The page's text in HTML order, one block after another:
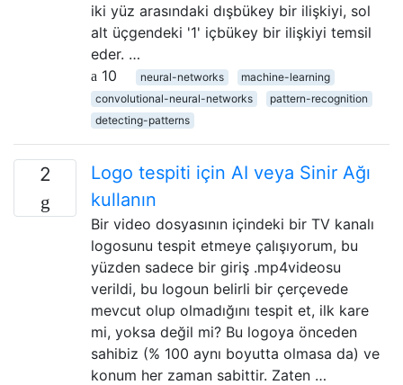
iki yüz arasındaki dışbükey bir ilişkiyi, sol
alt üçgendeki '1' içbükey bir ilişkiyi temsil
eder. …
10
neural-networks
machine-learning
convolutional-neural-networks
pattern-recognition
detecting-patterns
2
Logo tespiti için AI veya Sinir Ağı
kullanın
Bir video dosyasının içindeki bir TV kanalı
logosunu tespit etmeye çalışıyorum, bu
yüzden sadece bir giriş .mp4videosu
verildi, bu logoun belirli bir çerçevede
mevcut olup olmadığını tespit et, ilk kare
mi, yoksa değil mi? Bu logoya önceden
sahibiz (% 100 aynı boyutta olmasa da) ve
konum her zaman sabittir. Zaten …